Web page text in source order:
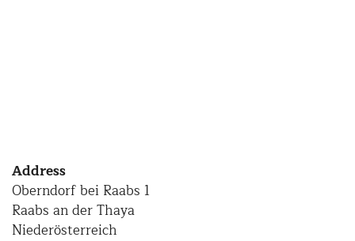
Address
Oberndorf bei Raabs 1
Raabs an der Thaya
Niederösterreich